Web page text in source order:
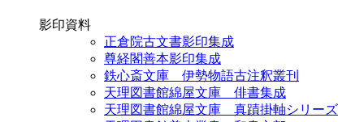
影印資料
正倉院古文書影印集成
尊経閣善本影印集成
鉄心斎文庫 伊勢物語古注釈叢刊
天理図書館綿屋文庫 俳書集成
天理図書館綿屋文庫 真蹟掛軸シリーズ